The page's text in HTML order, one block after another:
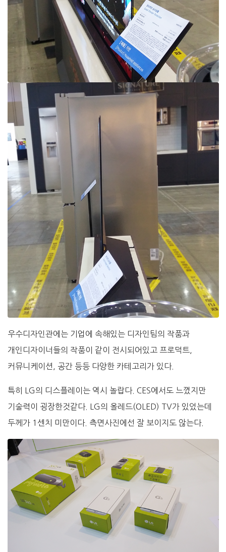
우수디자인관에는 기업에 속해있는 디자인팀의 작품과
개인디자이너들의 작품이 같이 전시되어있고 프로덕트,
커뮤니케이션, 공간 등등 다양한 카테고리가 있다.
특히 LG의 디스플레이는 역시 놀랍다. CES에서도 느꼈지만
기술력이 굉장한것같다. LG의 올레드(OLED) TV가 있었는데
두께가 1센치 미만이다. 측면사진에선 잘 보이지도 않는다.